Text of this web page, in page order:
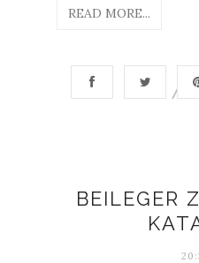
READ MORE...
BEILEGER